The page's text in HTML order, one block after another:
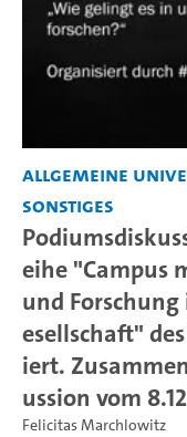
Allgemeine
Sonstiges
eihe "Campus
und
esellschaft"
iert.
ussion vom
Felicitas Marchlowitz